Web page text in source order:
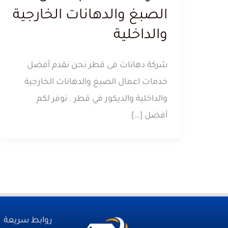
الصبغ والدهانات الخارجية
والداخلية
شركة دهانات فى قطر نحن نقدم أفضل
خدمات اعمال الصبغ والدهانات الخارجية
والداخلية والديكور في قطر . نوفر لكم
أفضل […]
روابط سريعة